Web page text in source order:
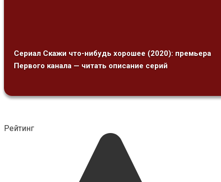
Сериал Скажи что-нибудь хорошее (2020): премьера
Первого канала — читать описание серий
Рейтинг